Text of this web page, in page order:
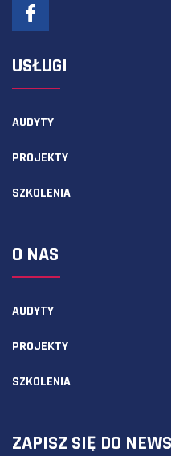
USŁUGI
AUDYTY
PROJEKTY
SZKOLENIA
O NAS
AUDYTY
PROJEKTY
SZKOLENIA
ZAPISZ SIĘ DO